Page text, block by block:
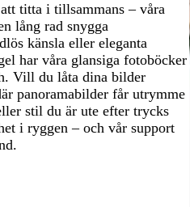
titta i tillsammans – våra
lång rad snygga
känsla eller eleganta
har våra glansiga fotoböcker
Vill du låta dina bilder
panoramabilder får utrymme
stil du är ute efter trycks
i ryggen – och vår support